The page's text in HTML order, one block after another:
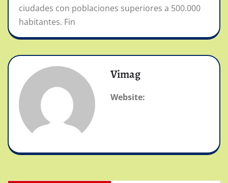
ciudades con poblaciones superiores a 500.000
habitantes. Fin
Vimag
Website: